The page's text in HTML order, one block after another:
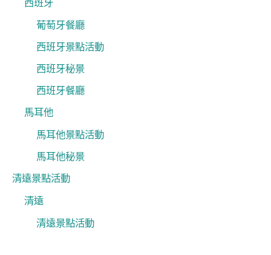
西班牙
葡萄牙餐廳
西班牙景點活動
西班牙秘景
西班牙餐廳
馬耳他
馬耳他景點活動
馬耳他秘景
清遠景點活動
清遠
清遠景點活動